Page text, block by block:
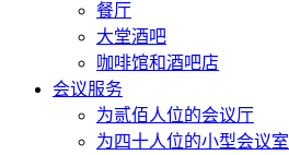
餐厅
大堂酒吧
咖啡馆和酒吧店
会议服务
为贰佰人位的会议厅
为四十人位的小型会议室